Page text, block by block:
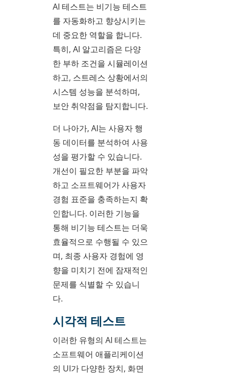
AI 테스트는 비기능 테스트
를 자동화하고 향상시키는
데 중요한 역할을 합니다.
특히, AI 알고리즘은 다양
한 부하 조건을 시뮬레이션
하고, 스트레스 상황에서의
시스템 성능을 분석하며,
보안 취약점을 탐지합니다.
더 나아가, AI는 사용자 행
동 데이터를 분석하여 사용
성을 평가할 수 있습니다.
개선이 필요한 부분을 파악
하고 소프트웨어가 사용자
경험 표준을 충족하는지 확
인합니다. 이러한 기능을
통해 비기능 테스트는 더욱
효율적으로 수행될 수 있으
며, 최종 사용자 경험에 영
향을 미치기 전에 잠재적인
문제를 식별할 수 있습니
다.
시각적 테스트
이러한 유형의 AI 테스트는
소프트웨어 애플리케이션
의 UI가 다양한 장치, 화면